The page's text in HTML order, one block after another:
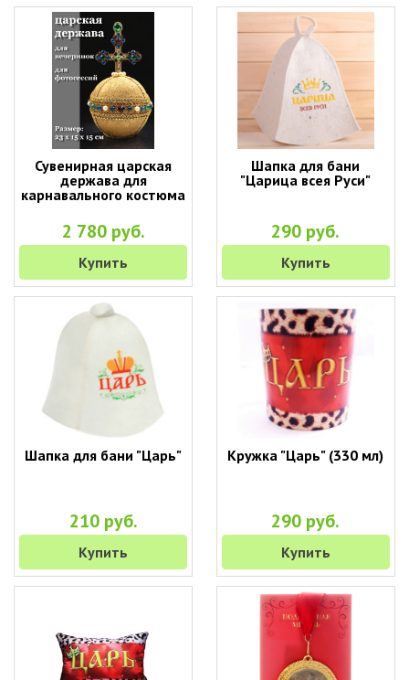
Сувенирная царская
держава для
карнавального костюма
2 780 руб.
Купить
Шапка для бани
"Царица всея Руси"
290 руб.
Купить
Шапка для бани "Царь"
210 руб.
Купить
Кружка "Царь" (330 мл)
290 руб.
Купить